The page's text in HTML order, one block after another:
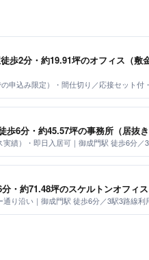
歩2分・約19.91坪のオフィス（敷
申込み限定）・間仕切り／応接セット付
歩6分・約45.57坪の事務所（居抜
績）・即日入居可｜御成門駅 徒歩6分／
・約71.48坪のスケルトンオフィ
り沿い｜御成門駅 徒歩6分／3駅3路線利